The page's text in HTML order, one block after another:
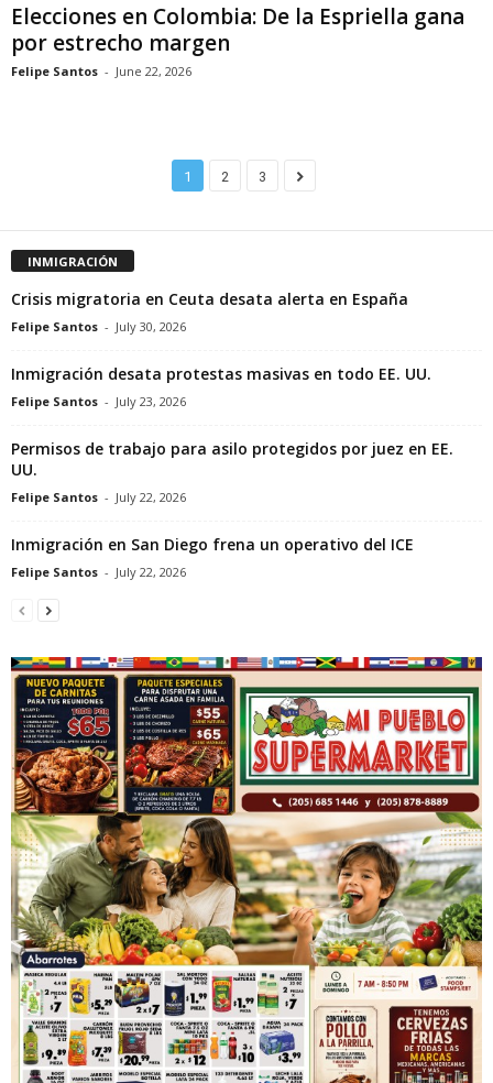
Elecciones en Colombia: De la Espriella gana
por estrecho margen
Felipe Santos - June 22, 2026
1 2 3
INMIGRACIÓN
Crisis migratoria en Ceuta desata alerta en España
Felipe Santos - July 30, 2026
Inmigración desata protestas masivas en todo EE. UU.
Felipe Santos - July 23, 2026
Permisos de trabajo para asilo protegidos por juez en EE.
UU.
Felipe Santos - July 22, 2026
Inmigración en San Diego frena un operativo del ICE
Felipe Santos - July 22, 2026